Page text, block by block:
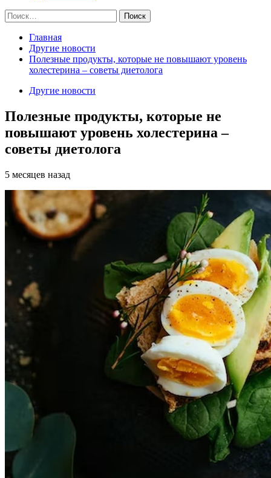
Найти:
Главная
Другие новости
Полезные продукты, которые не повышают уровень
холестерина – советы диетолога
Другие новости
Полезные продукты, которые не
повышают уровень холестерина –
советы диетолога
5 месяцев назад